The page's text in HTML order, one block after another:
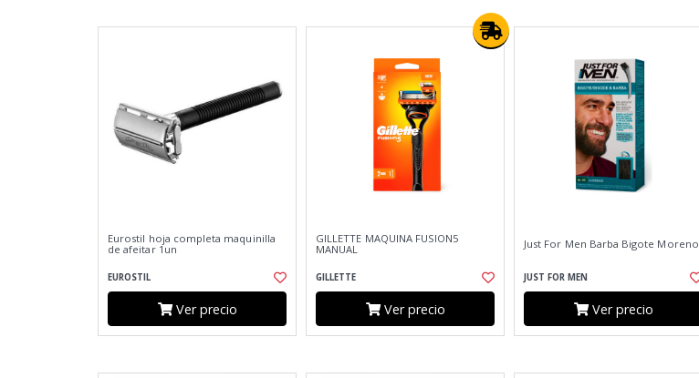
Eurostil hoja completa maquinilla
de afeitar 1un
EUROSTIL
Ver precio
GILLETTE MAQUINA FUSION5
MANUAL
GILLETTE
Ver precio
Just For Men Barba Bigote Moreno
JUST FOR MEN
Ver precio